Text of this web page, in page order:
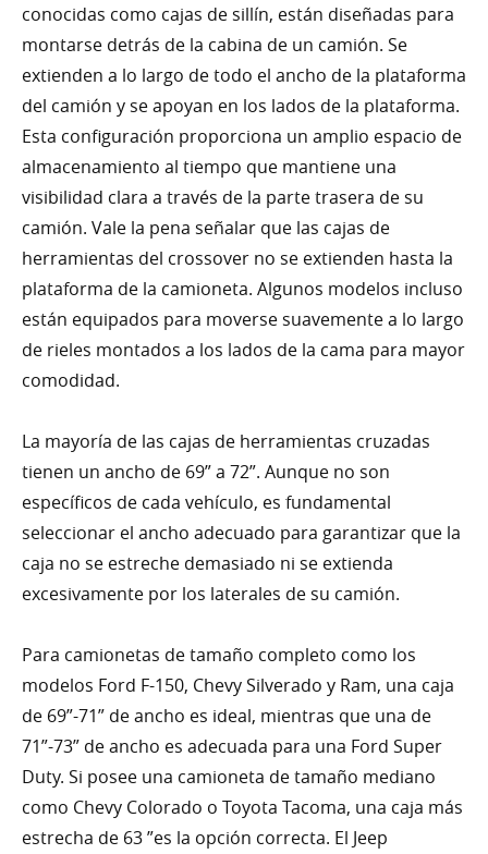
conocidas como cajas de sillín, están diseñadas para
montarse detrás de la cabina de un camión. Se
extienden a lo largo de todo el ancho de la plataforma
del camión y se apoyan en los lados de la plataforma.
Esta configuración proporciona un amplio espacio de
almacenamiento al tiempo que mantiene una
visibilidad clara a través de la parte trasera de su
camión. Vale la pena señalar que las cajas de
herramientas del crossover no se extienden hasta la
plataforma de la camioneta. Algunos modelos incluso
están equipados para moverse suavemente a lo largo
de rieles montados a los lados de la cama para mayor
comodidad.
La mayoría de las cajas de herramientas cruzadas
tienen un ancho de 69” a 72”. Aunque no son
específicos de cada vehículo, es fundamental
seleccionar el ancho adecuado para garantizar que la
caja no se estreche demasiado ni se extienda
excesivamente por los laterales de su camión.
Para camionetas de tamaño completo como los
modelos Ford F-150, Chevy Silverado y Ram, una caja
de 69”-71” de ancho es ideal, mientras que una de
71”-73” de ancho es adecuada para una Ford Super
Duty. Si posee una camioneta de tamaño mediano
como Chevy Colorado o Toyota Tacoma, una caja más
estrecha de 63 ”es la opción correcta. El Jeep